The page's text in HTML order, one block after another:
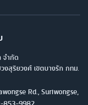
จำกัด
งสุริยวงศ์ เขตบางรัก กทม.
Rd., Suriwongse,